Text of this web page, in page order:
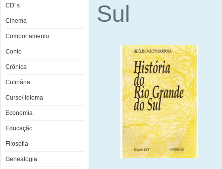
CD' s
Cinema
Comportamento
Conto
Crônica
Culinária
Curso/ Idioma
Economia
Educação
Filosofia
Genealogia
Sul